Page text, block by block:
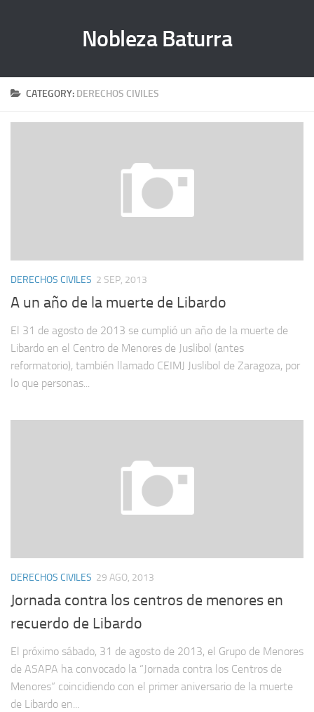
Nobleza Baturra
CATEGORY: DERECHOS CIVILES
DERECHOS CIVILES 2 SEP, 2013
A un año de la muerte de Libardo
El 31 de agosto de 2013 se cumplió un año de la muerte de
Libardo en el Centro de Menores de Juslibol (antes
reformatorio), también llamado CEIMJ Juslibol de Zaragoza, por
lo que personas...
DERECHOS CIVILES 29 AGO, 2013
Jornada contra los centros de menores en
recuerdo de Libardo
El próximo sábado, 31 de agosto de 2013, el Grupo de Menores
de ASAPA ha convocado la “Jornada contra los Centros de
Menores” coincidiendo con el primer aniversario de la muerte
de Libardo en...